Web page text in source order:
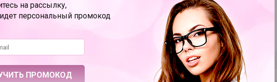
ОТЗЫВЫ
интересующий вас вопрос по товару или работе магазина.
на рассылку,
персональный промокод